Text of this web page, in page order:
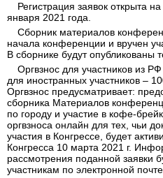
Регистрация заявок открыта
января 2021 года.
Сборник материалов
начала конференции и вручен
В сборнике будут опубликованы
Оргвзнос для участников из
для иностранных участников –
Оргвзнос предусматривает:
сборника Материалов
по городу и участие в кофе-
оргвзноса онлайн для тех, чьи
участия в Конгрессе, будет
Конгресса 10 марта 2021 г.
рассмотрения поданной заявки
участникам по электронной